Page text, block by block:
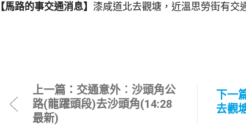
【馬路的事交通消息】 漆咸道北去觀塘，近溫思勞街有交
上一篇：交通意外︰沙頭角公
路(龍躍頭段)去沙頭角(14:28
最新)
下一
去觀